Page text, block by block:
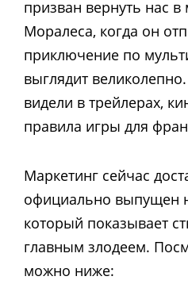
призван вернуть нас
Моралеса, когда он
приключение по
выглядит
видели в трейлерах,
правила игры для
Маркетинг сейчас
официально выпущен
который показывает
главным злодеем.
можно ниже: